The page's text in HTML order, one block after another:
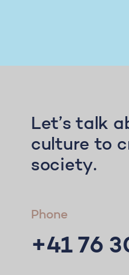
Let’s talk
culture to
society.
Phone
+41 76